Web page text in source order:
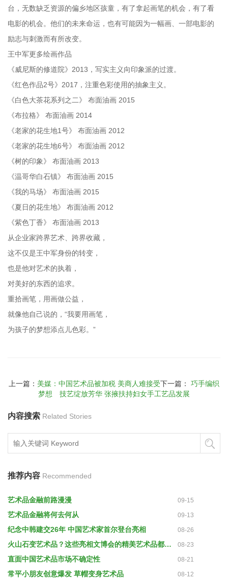
台，无数缺乏资源的偏乡地区孩童，有了拿起画笔的机会，有了看
电影的机会。他们的未来命运，也有可能因为一幅画、一部电影的
励志与刺激而有所改变。
王中军更多绘画作品
《威尼斯的修道院》2013，写实主义向印象派的过渡。
《红色作品2号》2017，注重色彩使用的抽象主义。
《白色大茶花系列之二》 布面油画 2015
《布拉格》 布面油画 2014
《老家的花生地1号》 布面油画 2012
《老家的花生地6号》 布面油画 2012
《树的印象》 布面油画 2013
《温哥华白石镇》 布面油画 2015
《我的马场》 布面油画 2015
《夏日的花生地》 布面油画 2012
《紫色丁香》 布面油画 2013
从企业家跨界艺术、跨界收藏，
这不仅是王中军身份的转变，
也是他对艺术的执着，
对美好的东西的追求。
重拾画笔，用画做公益，
就像他自己说的，“我要用画笔，
为孩子的梦想添点儿色彩。”
上一篇： 美媒：中国艺术品被加税 美商人难接受下一篇： 巧手编织
梦想 技艺绽放芳华 张掖扶持妇女手工艺品发展
内容搜索 Related Stories
推荐内容 Recommended
艺术品金融前路漫漫 09-15
艺术品金融将何去何从 09-13
纪念中韩建交26年 中国艺术家首尔登台亮相 08-26
火山石变艺术品？这些亮相文博会的精美艺术品都出自残疾人之手 08-23
直面中国艺术品市场不确定性 08-21
常平小朋友创意爆发 草帽变身艺术品 08-12